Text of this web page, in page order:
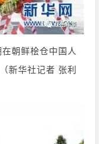
朝鲜桧仓中国人
新华社记者 张利